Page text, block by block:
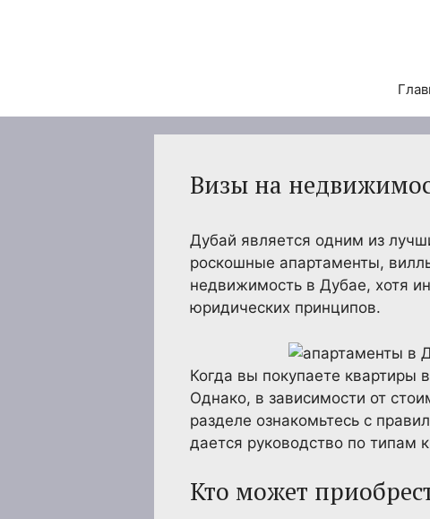
Визы на
Дубай является одним из
роскошные апартаменты,
недвижимость в Дубае, хотя
юридических принципов.
Когда вы покупаете квартиры
Однако, в зависимости от
разделе ознакомьтесь с
дается руководство по типам
Кто может